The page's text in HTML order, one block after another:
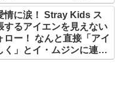
ト出演決定！ 10月12
いたまスーパーアリーナ
情に涙！ Stray Kids ス
するアイエンを見えない
ロー！ なんと直接「アイ
く」とイ・ムジンに連
れたエピソードにファン